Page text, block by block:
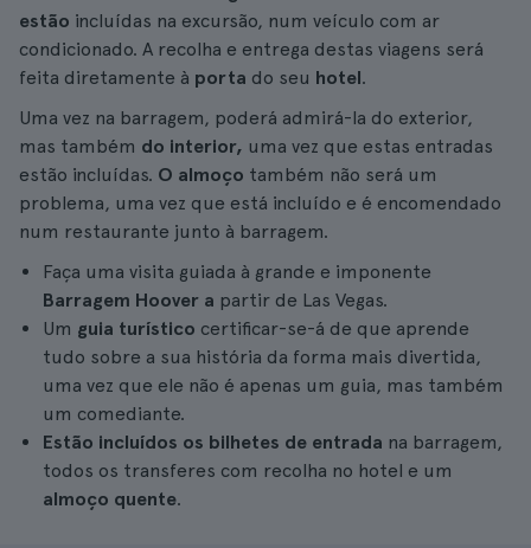
estão incluídas na excursão, num veículo com ar
condicionado. A recolha e entrega destas viagens será
feita diretamente à porta do seu hotel.
Uma vez na barragem, poderá admirá-la do exterior,
mas também do interior, uma vez que estas entradas
estão incluídas. O almoço também não será um
problema, uma vez que está incluído e é encomendado
num restaurante junto à barragem.
Faça uma visita guiada à grande e imponente
Barragem Hoover a partir de Las Vegas.
Um guia turístico certificar-se-á de que aprende
tudo sobre a sua história da forma mais divertida,
uma vez que ele não é apenas um guia, mas também
um comediante.
Estão incluídos os bilhetes de entrada na barragem,
todos os transferes com recolha no hotel e um
almoço quente.